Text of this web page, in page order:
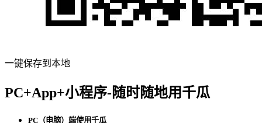
一键保存到本地
PC+App+小程序-随时随地用千瓜
PC（电脑）端使用千瓜